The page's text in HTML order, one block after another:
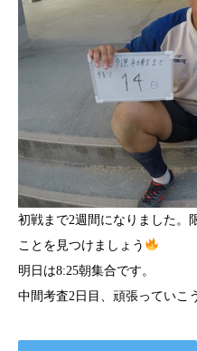
初戦まで2週間になりました。
ことを見つけましょう
明日は8:25朝集合です。
中間考査2日目、頑張っていこ